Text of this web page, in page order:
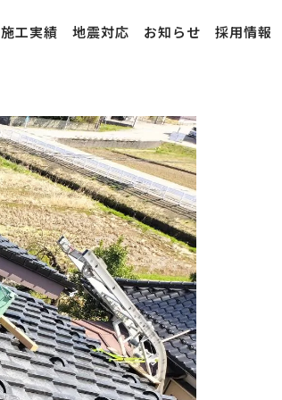
施工実績 地震対応 お知らせ 採用情報